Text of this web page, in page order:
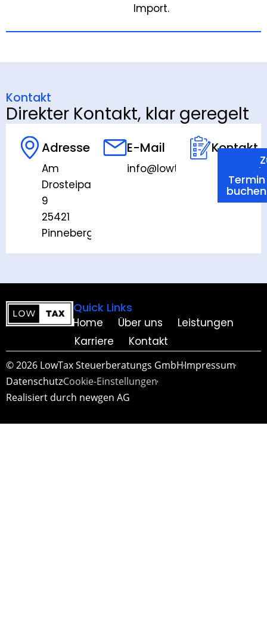
Import.
Kontakt
Direkter Kontakt, klar geregelt
Adresse
Am
Drosteipark
9
25421
Pinneberg
E-Mail
info@lowtax.consulting
Kontakt
Termin
buchen
Quick Links
Home Über uns
Leistungen
Karriere
Kontakt
© 2026 LowTax Steuerberatungs GmbHImpressum
DatenschutzCookie-Einstellungen
Realisiert durch newgen AG